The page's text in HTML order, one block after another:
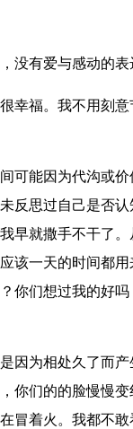
有爱与感动的表
福。我不用刻意
能因为代沟或价
反思过自己是否
早就撒手不干了
该一天的时间都
你们想过我的好
为相处久了而产
你们的的脸慢慢
冒着火。我都不